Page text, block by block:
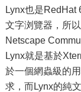
Lynx也是RedHat
文字浏覽器，所
Netscape
Lynx就是基於
於一個網蟲級的
求，而Lynx的純